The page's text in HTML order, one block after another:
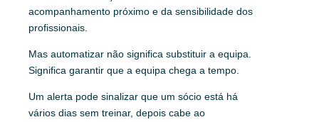
acompanhamento próximo e da sensibilidade dos
profissionais.
Mas automatizar não significa substituir a equipa.
Significa garantir que a equipa chega a tempo.
Um alerta pode sinalizar que um sócio está há
vários dias sem treinar, depois cabe ao